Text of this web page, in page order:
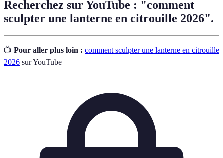
Recherchez sur YouTube : "comment
sculpter une lanterne en citrouille 2026".
📺 Pour aller plus loin : comment sculpter une lanterne en citrouille
2026 sur YouTube